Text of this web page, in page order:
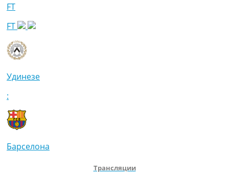
FT
FT
Удинезе
:
Барселона
Трансляции